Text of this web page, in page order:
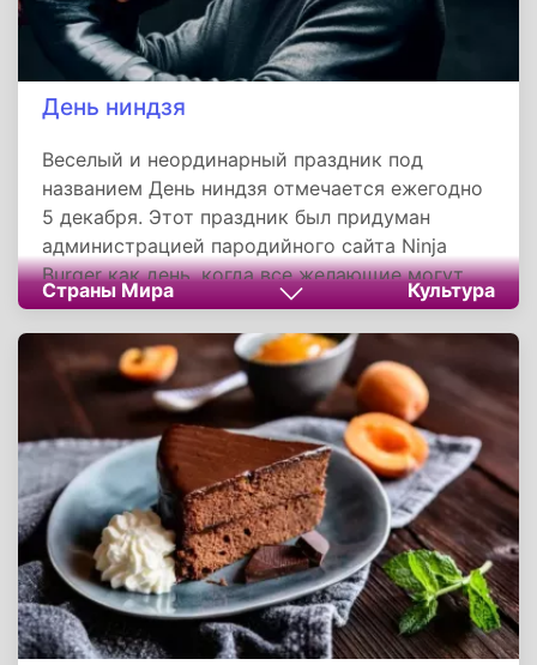
День ниндзя
Веселый и неординарный праздник под
названием День ниндзя отмечается ежегодно
5 декабря. Этот праздник был придуман
администрацией пародийного сайта Ninja
Burger как день, когда все желающие могут
представить себя ниндзя - мастерами
древнего японского боевого искусства.
Страны Мира Культура